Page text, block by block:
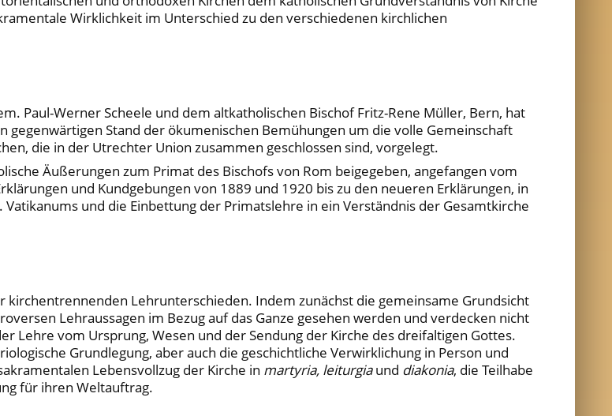
Wirklichkeit im Unterschied zu den verschiedenen kirchlichen
Paul-Werner Scheele und dem altkatholischen Bischof Fritz-Rene Müller, Bern, hat
gegenwärtigen Stand der ökumenischen Bemühungen um die volle Gemeinschaft
die in der Utrechter Union zusammen geschlossen sind, vorgelegt.
Äußerungen zum Primat des Bischofs von Rom beigegeben, angefangen vom
und Kundgebungen von 1889 und 1920 bis zu den neueren Erklärungen, in
und die Einbettung der Primatslehre in ein Verständnis der Gesamtkirche
kirchentrennenden Lehrunterschieden. Indem zunächst die gemeinsame Grundsicht
Lehraussagen im Bezug auf das Ganze gesehen werden und verdecken nicht
Lehre vom Ursprung, Wesen und der Sendung der Kirche des dreifaltigen Gottes.
Grundlegung, aber auch die geschichtliche Verwirklichung in Person und
Lebensvollzug der Kirche in martyria, leiturgiaund diakonia, die Teilhabe
für ihren Weltauftrag.